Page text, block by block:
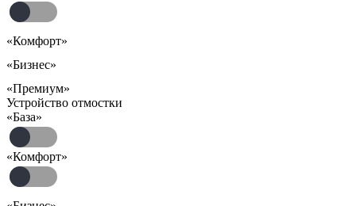
«Комфорт»
«Бизнес»
«Премиум»
Устройство отмостки
«База»
«Комфорт»